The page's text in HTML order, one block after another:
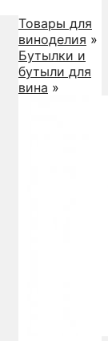
Товары для
виноделия »
Бутылки и
бутыли для
вина »